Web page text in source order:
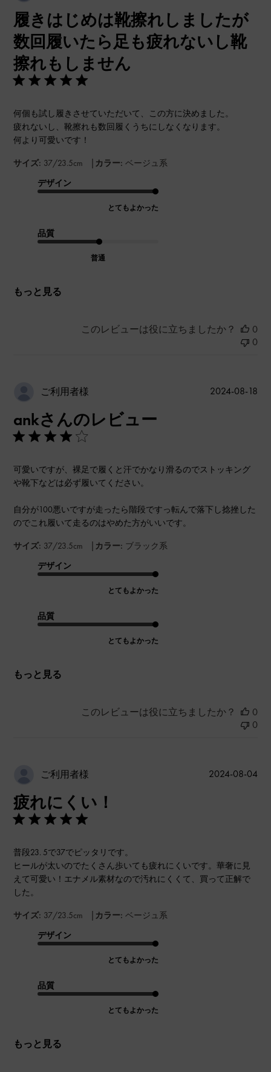
履きはじめは靴擦れしましたが
数回履いたら足も疲れないし靴
擦れもしません
何個も試し履きさせていただいて、この方に決めました。
疲れないし、靴擦れも数回履くうちにしなくなります。
何より可愛いです！
サイズ: 37/23.5cm | カラー: ベージュ系
デザイン
とてもよかった
品質
普通
もっと見る
このレビューは役に立ちましたか？
0
0
ご利用者様
ankさんのレビュー
可愛いですが、裸足で履くと汗でかなり滑るのでストッキング
や靴下などは必ず履いてください。
自分が100悪いですが走ったら階段ですっ転んで落下し捻挫した
のでこれ履いて走るのはやめた方がいいです。
サイズ: 37/23.5cm | カラー: ブラック系
デザイン
とてもよかった
品質
とてもよかった
もっと見る
公
2024-08-18
このレビューは役に立ちましたか？
0
0
ご利用者様
疲れにくい！
普段23. 5で37でピッタリです。
ヒールが太いのでたくさん歩いても疲れにくいです。華奢に見
えて可愛い！エナメル素材なので汚れにくくて、買って正解で
した。
サイズ: 37/23.5cm | カラー: ベージュ系
デザイン
とてもよかった
品質
とてもよかった
もっと見る
公
2024-08-04